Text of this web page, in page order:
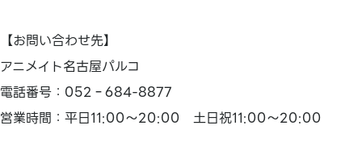
【お問い合わせ先】
アニメイト名古屋パルコ
電話番号：052‐684-8877
営業時間：平日11:00～20:00 土日祝11:00～20:00